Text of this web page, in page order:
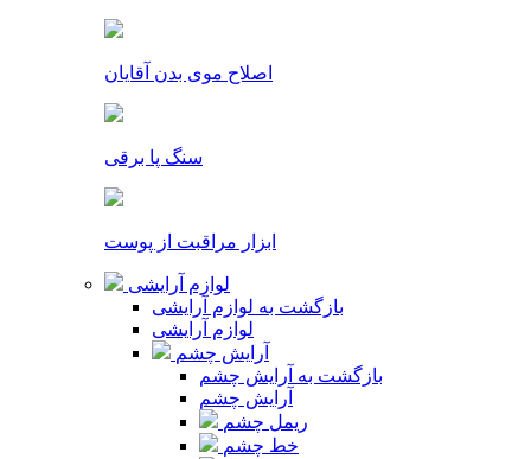
اصلاح موی بدن آقایان
سنگ پا برقی
ابزار مراقبت از پوست
لوازم آرایشی
بازگشت به لوازم آرایشی
لوازم آرایشی
آرایش چشم
بازگشت به آرایش چشم
آرایش چشم
ریمل چشم
خط چشم